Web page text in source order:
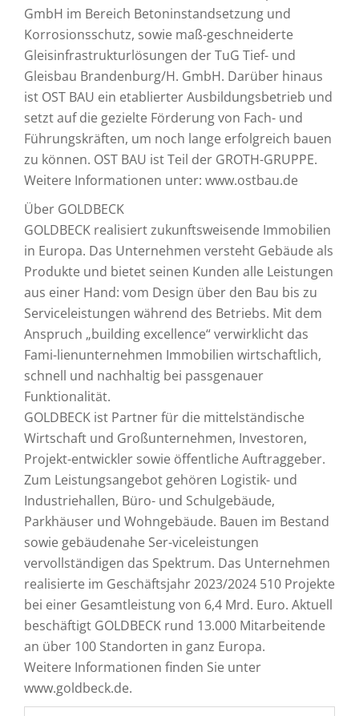
GmbH im Bereich Betoninstandsetzung und
Korrosionsschutz, sowie maß-geschneiderte
Gleisinfrastrukturlösungen der TuG Tief- und
Gleisbau Brandenburg/H. GmbH. Darüber hinaus
ist OST BAU ein etablierter Ausbildungsbetrieb und
setzt auf die gezielte Förderung von Fach- und
Führungskräften, um noch lange erfolgreich bauen
zu können. OST BAU ist Teil der GROTH-GRUPPE.
Weitere Informationen unter: www.ostbau.de
Über GOLDBECK
GOLDBECK realisiert zukunftsweisende Immobilien
in Europa. Das Unternehmen versteht Gebäude als
Produkte und bietet seinen Kunden alle Leistungen
aus einer Hand: vom Design über den Bau bis zu
Serviceleistungen während des Betriebs. Mit dem
Anspruch „building excellence“ verwirklicht das
Fami-lienunternehmen Immobilien wirtschaftlich,
schnell und nachhaltig bei passgenauer
Funktionalität.
GOLDBECK ist Partner für die mittelständische
Wirtschaft und Großunternehmen, Investoren,
Projekt-entwickler sowie öffentliche Auftraggeber.
Zum Leistungsangebot gehören Logistik- und
Industriehallen, Büro- und Schulgebäude,
Parkhäuser und Wohngebäude. Bauen im Bestand
sowie gebäudenahe Ser-viceleistungen
vervollständigen das Spektrum. Das Unternehmen
realisierte im Geschäftsjahr 2023/2024 510 Projekte
bei einer Gesamtleistung von 6,4 Mrd. Euro. Aktuell
beschäftigt GOLDBECK rund 13.000 Mitarbeitende
an über 100 Standorten in ganz Europa.
Weitere Informationen finden Sie unter
www.goldbeck.de.